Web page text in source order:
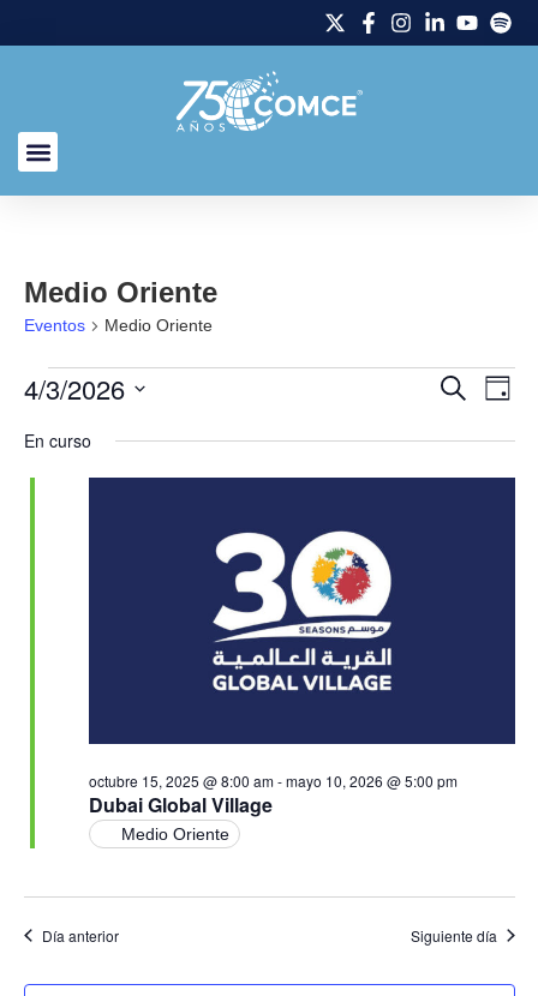
Medio Oriente
Eventos Medio Oriente
de
Buscar
Día
4/3/2026
la
fecha.
En curso
Dubai Global Village
octubre 15, 2025 @ 8:00 am-mayo 10, 2026 @ 5:00 pm
Medio Oriente
Día anterior Siguiente día